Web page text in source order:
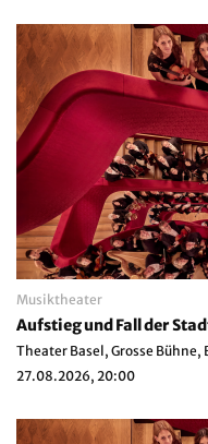
Musiktheater
Aufstieg und Fall der
Theater Basel, Grosse Bühne,
27.08.2026, 20:00